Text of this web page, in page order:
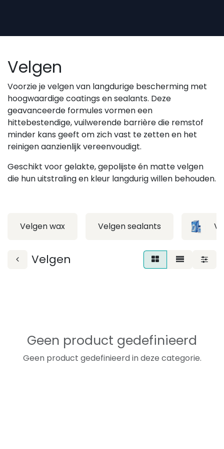
Velgen
Voorzie je velgen van langdurige bescherming met
hoogwaardige coatings en sealants. Deze
geavanceerde formules vormen een
hittebestendige, vuilwerende barrière die remstof
minder kans geeft om zich vast te zetten en het
reinigen aanzienlijk vereenvoudigt.
Geschikt voor gelakte, gepolijste én matte velgen
die hun uitstraling en kleur langdurig willen behouden.
Velgen wax Velgen sealants
Velgen
Geen product gedefinieerd
Geen product gedefinieerd in deze categorie.